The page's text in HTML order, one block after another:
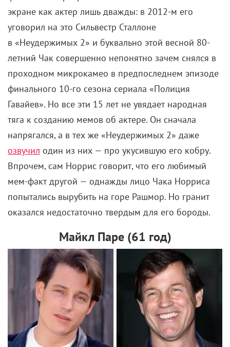
сограждан, не позвонил и даже не отправил
Корээде положенную в таких случаях
поздравительную телеграмму. Для режиссера
подобная реакция, возможно, стала
Смотреть фильм ↓
https://youtu.be/TlC92iqFjYg
Читать также:
Другие победители Канн, которые доступны на
YouTube бесплатно
Если вы нашли ошибку, пожалуйста, выделите фрагмент текста и
нажмитеCtrl+Enter.
Магазинные воришки Хирокадзу Корээда
Комментарии
Поделиться